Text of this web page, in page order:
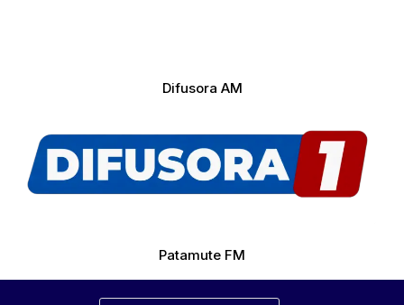
Difusora AM
Patamute FM